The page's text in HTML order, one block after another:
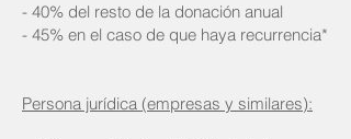
- 40% del resto de la donación anual
- 45% en el caso de que haya recurrencia*
Persona jurídica (empresas y similares):